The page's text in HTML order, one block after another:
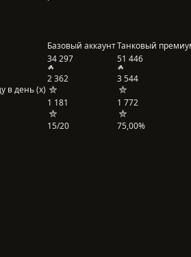
Базовый аккаунтТанковый
34 297
51 446
в день (x)
2 362 3 544
1 181
1 772
15/20 75,00%